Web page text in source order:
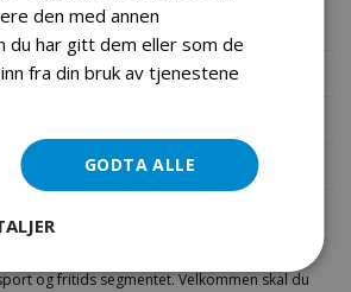
du kjøpt
markedets beste priser. Bestill en
og fritids segmentet. Velkommen skal du
den med annen
du har gitt dem eller som de
fra din bruk av tjenestene
GODTA ALLE